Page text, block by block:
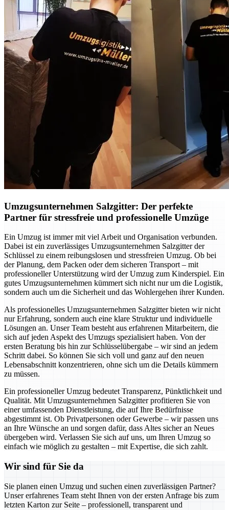
Umzugsunternehmen Salzgitter: Der perfekte
Partner für stressfreie und professionelle Umzüge
Ein Umzug ist immer mit viel Arbeit und Organisation verbunden.
Dabei ist ein zuverlässiges Umzugsunternehmen Salzgitter der
Schlüssel zu einem reibungslosen und stressfreien Umzug. Ob bei
der Planung, dem Packen oder dem sicheren Transport – mit
professioneller Unterstützung wird der Umzug zum Kinderspiel. Ein
gutes Umzugsunternehmen kümmert sich nicht nur um die Logistik,
sondern auch um die Sicherheit und das Wohlergehen ihrer Kunden.
Als professionelles Umzugsunternehmen Salzgitter bieten wir nicht
nur Erfahrung, sondern auch eine klare Struktur und individuelle
Lösungen an. Unser Team besteht aus erfahrenen Mitarbeitern, die
sich auf jeden Aspekt des Umzugs spezialisiert haben. Von der
ersten Beratung bis hin zur Schlüsselübergabe – wir sind an jedem
Schritt dabei. So können Sie sich voll und ganz auf den neuen
Lebensabschnitt konzentrieren, ohne sich um die Details kümmern
zu müssen.
Ein professioneller Umzug bedeutet Transparenz, Pünktlichkeit und
Qualität. Mit Umzugsunternehmen Salzgitter profitieren Sie von
einer umfassenden Dienstleistung, die auf Ihre Bedürfnisse
abgestimmt ist. Ob Privatpersonen oder Gewerbe – wir passen uns
an Ihre Wünsche an und sorgen dafür, dass Altes sicher an Neues
übergeben wird. Verlassen Sie sich auf uns, um Ihren Umzug so
einfach wie möglich zu gestalten – mit Expertise, die sich zahlt.
Wir sind für Sie da
Sie planen einen Umzug und suchen einen zuverlässigen Partner?
Unser erfahrenes Team steht Ihnen von der ersten Anfrage bis zum
letzten Karton zur Seite – professionell, transparent und